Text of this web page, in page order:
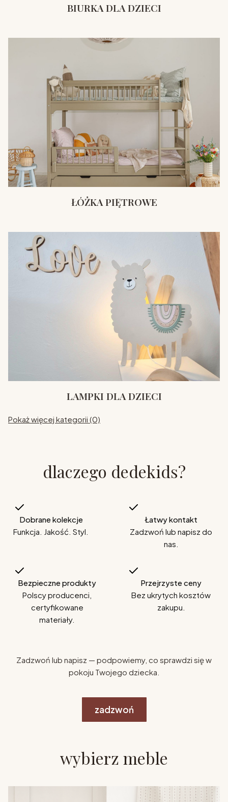
BIURKA DLA DZIECI
ŁÓŻKA PIĘTROWE
LAMPKI DLA DZIECI
Pokaż więcej kategorii (0)
dlaczego dedekids?
Dobrane kolekcje
Funkcja. Jakość. Styl.
Łatwy kontakt
Zadzwoń lub napisz do
nas.
Bezpieczne produkty
Polscy producenci,
certyfikowane
materiały.
Przejrzyste ceny
Bez ukrytych kosztów
zakupu.
Zadzwoń lub napisz — podpowiemy, co sprawdzi się w
pokoju Twojego dziecka.
zadzwoń
wybierz meble